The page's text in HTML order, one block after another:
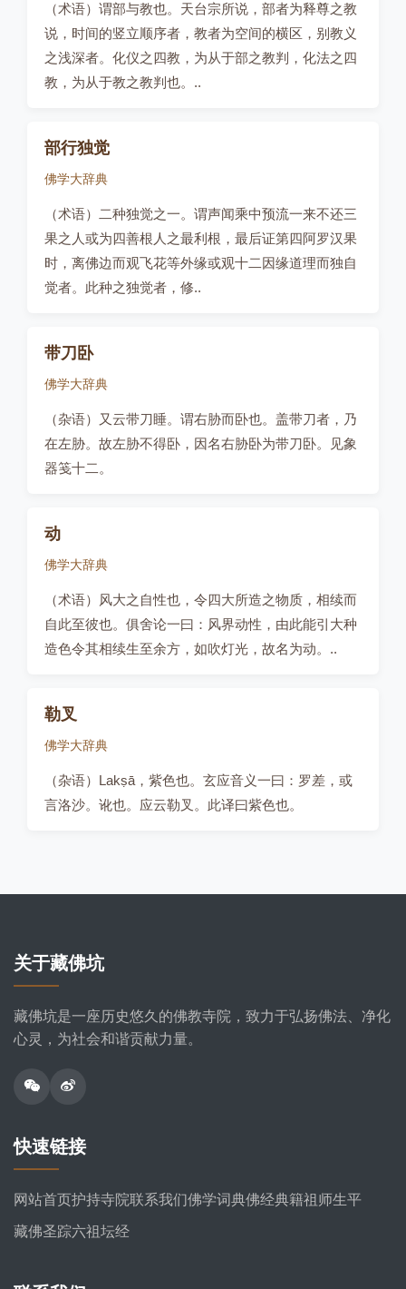
（术语）谓部与教也。天台宗所说，部者为释尊之教
说，时间的竖立顺序者，教者为空间的横区，别教义
之浅深者。化仪之四教，为从于部之教判，化法之四
教，为从于教之教判也。..
部行独觉
佛学大辞典
（术语）二种独觉之一。谓声闻乘中预流一来不还三
果之人或为四善根人之最利根，最后证第四阿罗汉果
时，离佛边而观飞花等外缘或观十二因缘道理而独自
觉者。此种之独觉者，修..
带刀卧
佛学大辞典
（杂语）又云带刀睡。谓右胁而卧也。盖带刀者，乃
在左胁。故左胁不得卧，因名右胁卧为带刀卧。见象
器笺十二。
动
佛学大辞典
（术语）风大之自性也，令四大所造之物质，相续而
自此至彼也。俱舍论一曰：风界动性，由此能引大种
造色令其相续生至余方，如吹灯光，故名为动。..
勒叉
佛学大辞典
（杂语）Lakṣā，紫色也。玄应音义一曰：罗差，或
言洛沙。讹也。应云勒叉。此译曰紫色也。
关于藏佛坑
藏佛坑是一座历史悠久的佛教寺院，致力于弘扬佛法、净化
心灵，为社会和谐贡献力量。
快速链接
网站首页护持寺院联系我们佛学词典佛经典籍祖师生平
藏佛圣踪六祖坛经